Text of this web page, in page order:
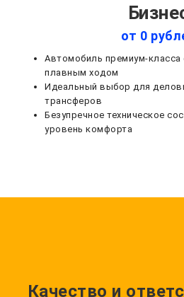
от 0
Автомобиль премиум-
плавным ходом
Идеальный выбор для
трансферов
Безупречное техническое
уровень комфорта
Качество и